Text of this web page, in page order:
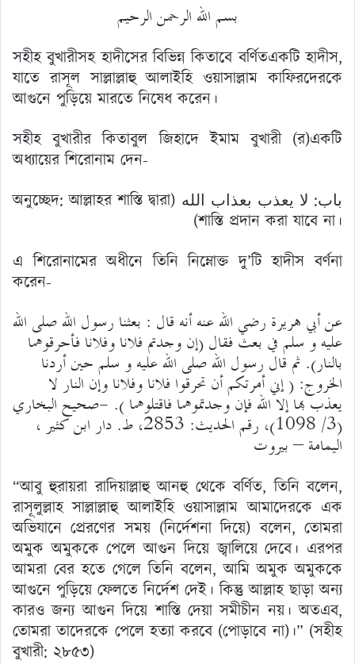
بسم الله الرحمن الرحيم
সহীহ বুখারীসহ হাদীসের বিভিন্ন কিতাবে বর্ণিতএকটি হাদীস,
যাতে রাসূল সাল্লাল্লাহু আলাইহি ওয়াসাল্লাম কাফিরদেরকে
আগুনে পুড়িয়ে মারতে নিষেধ করেন।
সহীহ বুখারীর কিতাবুল জিহাদে ইমাম বুখারী (র)একটি
অধ্যায়ের শিরোনাম দেন-
باب: لا يعذب بعذاب الله (অনুচ্ছেদ: আল্লাহর শাস্তি দ্বারা
শাস্তি প্রদান করা যাবে না।)
এ শিরোনামের অধীনে তিনি নিম্নোক্ত দু’টি হাদীস বর্ণনা
করেন-
عن أبي هريرة رضي الله عنه أنه قال : بعثنا رسول الله صلى الله
عليه و سلم في بعث فقال (إن وجدتم فلانا وفلانا فأحرقوهما
بالنار). ثم قال رسول الله صلى الله عليه و سلم حين أردنا
الخروج: ( إني أمرتكم أن تحرقوا فلانا وفلانا وإن النار لا
يعذب بها إلا الله فإن وجدتموهما فاقتلوهما ). -صحيح البخاري
(3/ 1098)، رقم الحديث: 2853، ط. دار ابن كثير ،
اليمامة – بيروت
“আবু হুরায়রা রাদিয়াল্লাহু আনহু থেকে বর্ণিত, তিনি বলেন,
রাসূলুল্লাহ সাল্লাল্লাহু আলাইহি ওয়াসাল্লাম আমাদেরকে এক
অভিযানে প্রেরণের সময় (নির্দেশনা দিয়ে) বলেন, তোমরা
অমুক অমুককে পেলে আগুন দিয়ে জ্বালিয়ে দেবে। এরপর
আমরা বের হতে গেলে তিনি বলেন, আমি অমুক অমুককে
আগুনে পুড়িয়ে ফেলতে নির্দেশ দেই। কিন্তু আল্লাহ ছাড়া অন্য
কারও জন্য আগুন দিয়ে শাস্তি দেয়া সমীচীন নয়। অতএব,
তোমরা তাদেরকে পেলে হত্যা করবে (পোড়াবে না)।” (সহীহ
বুখারী: ২৮৫৩)